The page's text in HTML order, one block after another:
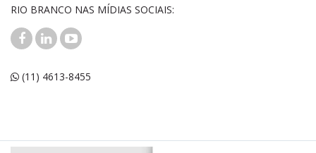
RIO BRANCO NAS MÍDIAS SOCIAIS:
(11) 4613-8455